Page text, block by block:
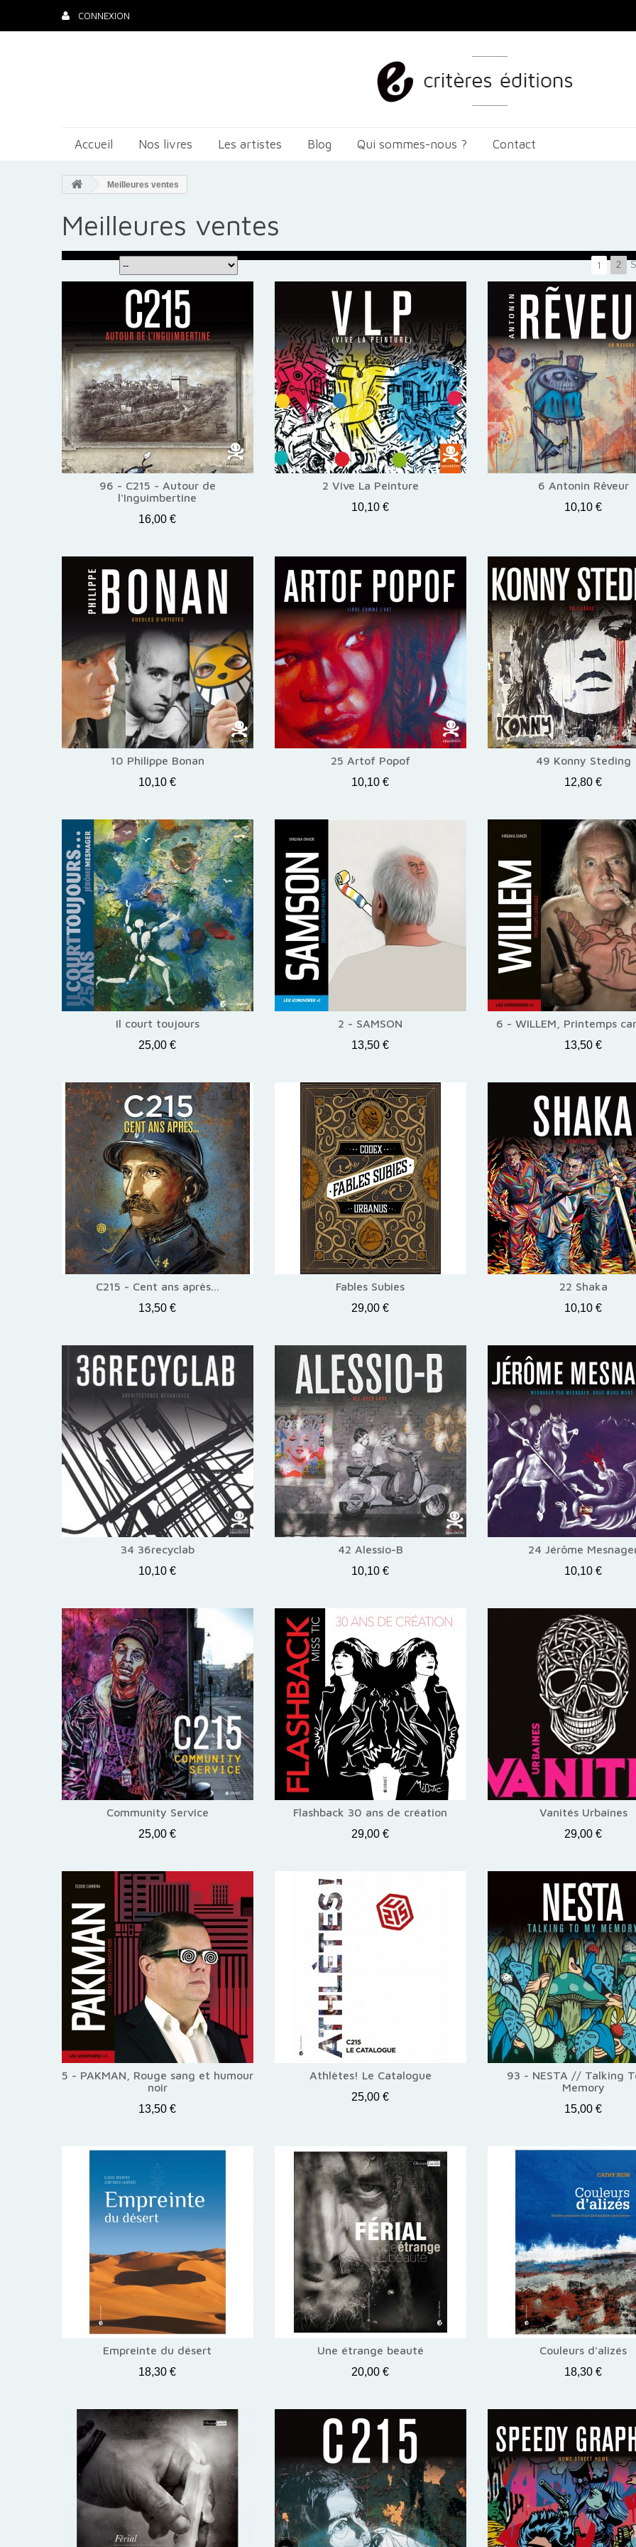
CONNEXION
Accueil Nos livres Les artistes Blog Qui sommes-nous ? Contact
Meilleures ventes
Meilleures ventes
1 2
96 - C215 - Autour de
l'Inguimbertine
16,00 €
2 Vive La Peinture
10,10 €
6 Antonin Rêveur
10,10 €
10 Philippe Bonan
10,10 €
25 Artof Popof
10,10 €
49 Konny Steding
12,80 €
Il court toujours
25,00 €
2 - SAMSON
13,50 €
6 - WILLEM, Printemps
13,50 €
C215 - Cent ans après...
13,50 €
Fables Subies
29,00 €
22 Shaka
10,10 €
34 36recyclab
10,10 €
42 Alessio-B
10,10 €
24 Jérôme
10,10 €
Community Service
25,00 €
Flashback 30 ans de création
29,00 €
Vanités Urbaines
29,00 €
5 - PAKMAN, Rouge sang et humour
noir
13,50 €
Athlètes! Le Catalogue
25,00 €
93 - NESTA // Talking
Memory
15,00 €
Empreinte du désert
18,30 €
Une étrange beauté
20,00 €
Couleurs d'alizés
18,30 €